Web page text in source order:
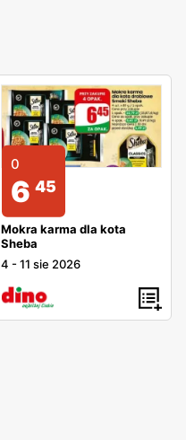
0
6 45
Mokra karma dla kota
Sheba
4 -11 sie 2026